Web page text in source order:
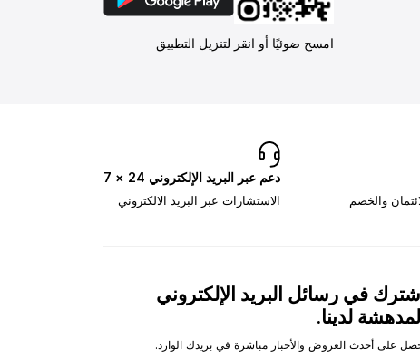
امسح ضوئيًا أو انقر لتنزيل التطبيق
والخصم
دعم عبر البريد الإلكتروني 24 × 7
الاستشارات عبر البريد الالكتروني
في رسائل البريد الإلكتروني
لدينا.
على أحدث العروض والأخبار مباشرة في بريدك الوارد.